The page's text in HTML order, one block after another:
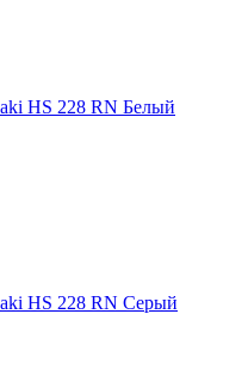
HS 228 RN Белый
HS 228 RN Серый